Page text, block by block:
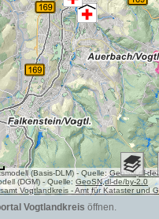
(Basis-DLM) - Quelle:GeoSN,dl-
(DGM) - Quelle: GeoSN,dl-de/by-2.0
Vogtlandkreis - Amt für Kataster und
Vogtlandkreis öffnen.